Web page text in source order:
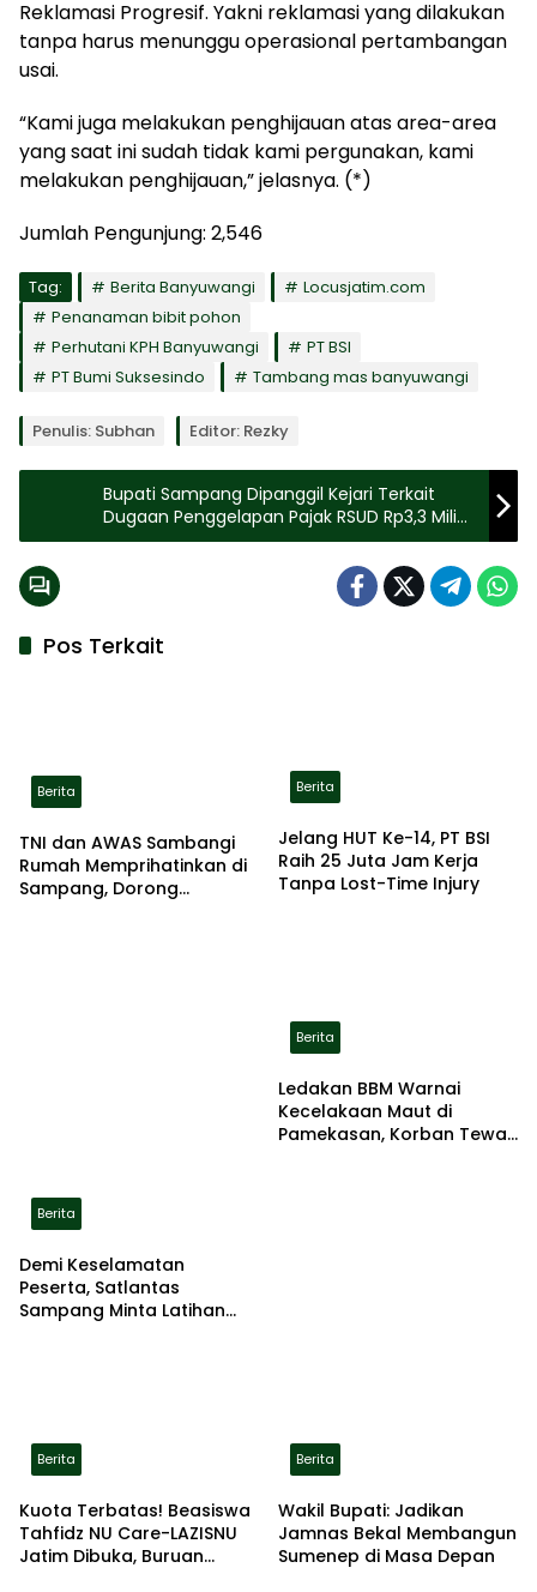
Reklamasi Progresif. Yakni reklamasi yang dilakukan
tanpa harus menunggu operasional pertambangan
usai.
“Kami juga melakukan penghijauan atas area-area
yang saat ini sudah tidak kami pergunakan, kami
melakukan penghijauan,” jelasnya. (*)
Jumlah Pengunjung: 2,546
Tag: Berita Banyuwangi
Locusjatim.com
Penanaman bibit pohon
Perhutani KPH Banyuwangi
PT BSI
PT Bumi Suksesindo
Tambang mas banyuwangi
Penulis: Subhan Editor: Rezky
Bupati Sampang Dipanggil Kejari Terkait
Dugaan Penggelapan Pajak RSUD Rp3,3 Miliar,
Ini Penjelasannya
Pos Terkait
Berita
TNI dan AWAS Sambangi
Rumah Memprihatinkan di
Sampang, Dorong
Berita
Jelang HUT Ke-14, PT BSI
Raih 25 Juta Jam Kerja
Tanpa Lost-Time Injury
Berita
Demi Keselamatan
Peserta, Satlantas
Sampang Minta Latihan
Berita
Ledakan BBM Warnai
Kecelakaan Maut di
Pamekasan, Korban Tewas
Berita
Kuota Terbatas! Beasiswa
Tahfidz NU Care-LAZISNU
Jatim Dibuka, Buruan
Berita
Wakil Bupati: Jadikan
Jamnas Bekal Membangun
Sumenep di Masa Depan